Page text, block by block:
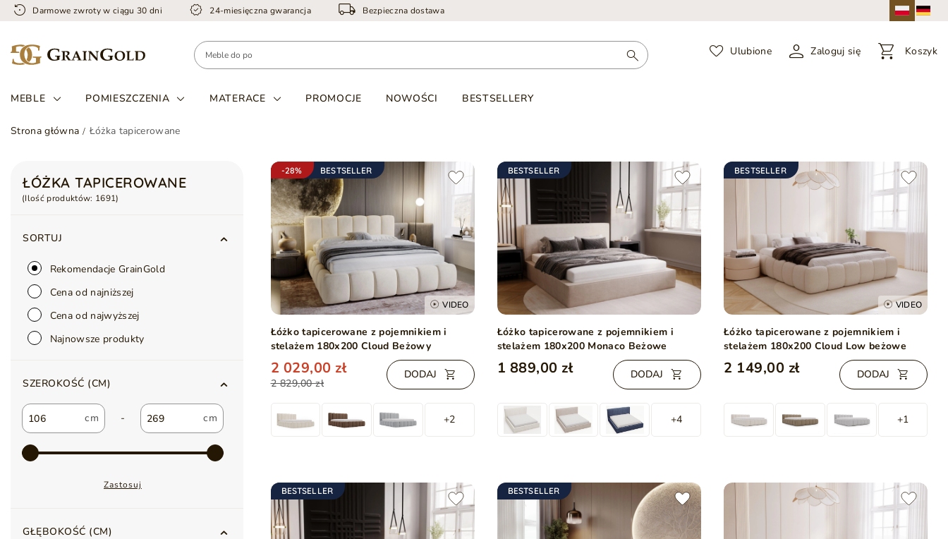
Darmowe zwroty w ciągu 30 dni 24-miesięczna gwarancja Bezpieczna dostawa
Ulubione Zaloguj się Koszyk
MEBLE POMIESZCZENIA MATERACE PROMOCJE NOWOŚCI BESTSELLERY
Strona główna Łóżka tapicerowane
ŁÓŻKA TAPICEROWANE
(Ilość produktów: 1691)
SORTUJ
Rekomendacje GrainGold
Cena od najniższej
Cena od najwyższej
Najnowsze produkty
SZEROKOŚĆ (CM)
-
Zastosuj
GŁĘBOKOŚĆ (CM)
-28% BESTSELLER
VIDEO
Łóżko tapicerowane z pojemnikiem i
stelażem 180x200 Cloud Beżowy
2 829,00 zł
2 029,00 zł DODAJ
+2
BESTSELLER
Łóżko tapicerowane z pojemnikiem i
stelażem 180x200 Monaco Beżowe
1 889,00 zł DODAJ
+4
BESTSELLER
VIDEO
Łóżko tapicerowane z pojemnikiem i
stelażem 180x200 Cloud Low beżowe
2 149,00 zł DODAJ
+1
BESTSELLER BESTSELLER